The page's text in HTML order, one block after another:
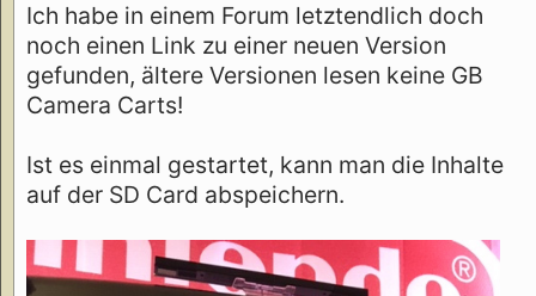
Ich habe in einem Forum letztendlich doch
noch einen Link zu einer neuen Version
gefunden, ältere Versionen lesen keine GB
Camera Carts!
Ist es einmal gestartet, kann man die Inhalte
auf der SD Card abspeichern.